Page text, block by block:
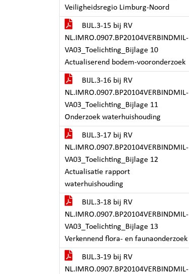
Veiligheidsregio Limburg-Noord
BIJL.3-15 bij RV
NL.IMRO.0907.BP20104VERBINDMIL-
VA03_Toelichting_Bijlage 10
Actualiserend bodem-vooronderzoek
BIJL.3-16 bij RV
NL.IMRO.0907.BP20104VERBINDMIL-
VA03_Toelichting_Bijlage 11
Onderzoek waterhuishouding
BIJL.3-17 bij RV
NL.IMRO.0907.BP20104VERBINDMIL-
VA03_Toelichting_Bijlage 12
Actualisatie rapport
waterhuishouding
BIJL.3-18 bij RV
NL.IMRO.0907.BP20104VERBINDMIL-
VA03_Toelichting_Bijlage 13
Verkennend flora- en faunaonderzoek
BIJL.3-19 bij RV
NL.IMRO.0907.BP20104VERBINDMIL-